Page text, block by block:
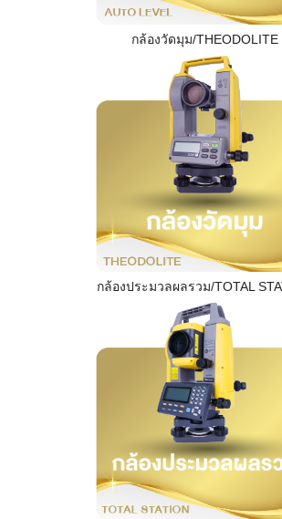
กล้องวัดมุม/THEODOLITE
กล้องประมวลผลรวม/TOTAL